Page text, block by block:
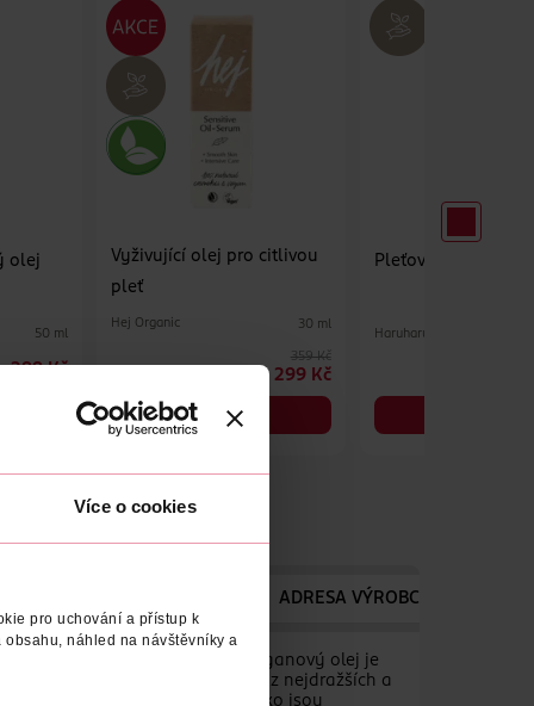
Více o cookies
pro uchování a přístup k
náhled na návštěvníky a
olej
50 ml
299 Kč
Vyživující olej pro citlivou
pleť
Hej Organic 30 ml
359 Kč
299 Kč
DO KOŠÍKU
Pleťový olej Black
Haruharu Wonder
ADRESA VÝROBCE/
citlivé pokožky očního okolí. Arganový olej je
oprávněně - je totiž jedním z nejdražších a
obsah vitalizujících látek, jako jsou